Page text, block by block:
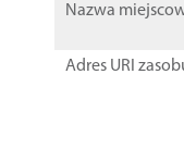
Nazwa
Adres URI